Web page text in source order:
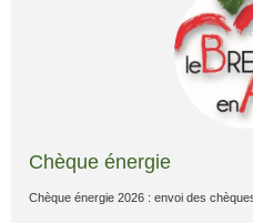
Chèque énergie
Chèque énergie 2026 : envoi des